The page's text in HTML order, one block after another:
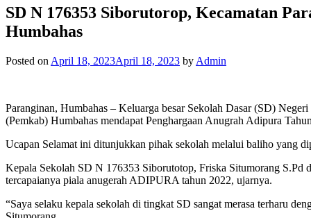
SD N 176353 Siborutorop, Kecamatan
Humbahas
Posted on April 18, 2023April 18, 2023 by Admin
Paranginan, Humbahas – Keluarga besar Sekolah Dasar (SD)
(Pemkab) Humbahas mendapat Penghargaan Anugrah Adipura
Ucapan Selamat ini ditunjukkan pihak sekolah melalui baliho yang
Kepala Sekolah SD N 176353 Siborutotop, Friska Situmorang S.Pd
tercapaianya piala anugerah ADIPURA tahun 2022, ujarnya.
“Saya selaku kepala sekolah di tingkat SD sangat merasa terharu